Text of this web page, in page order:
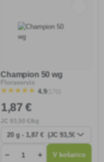
Champion 50 wg
Floraservis
4.9(170)
1,87 €
,50 €/kg
− + V košarico